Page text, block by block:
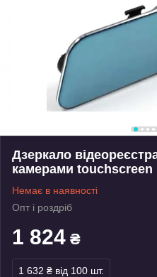
Дзеркало
камерами touchscreen
Немає в наявності
Опт і роздріб
1 824 ₴
1 632 ₴ від 100 шт.